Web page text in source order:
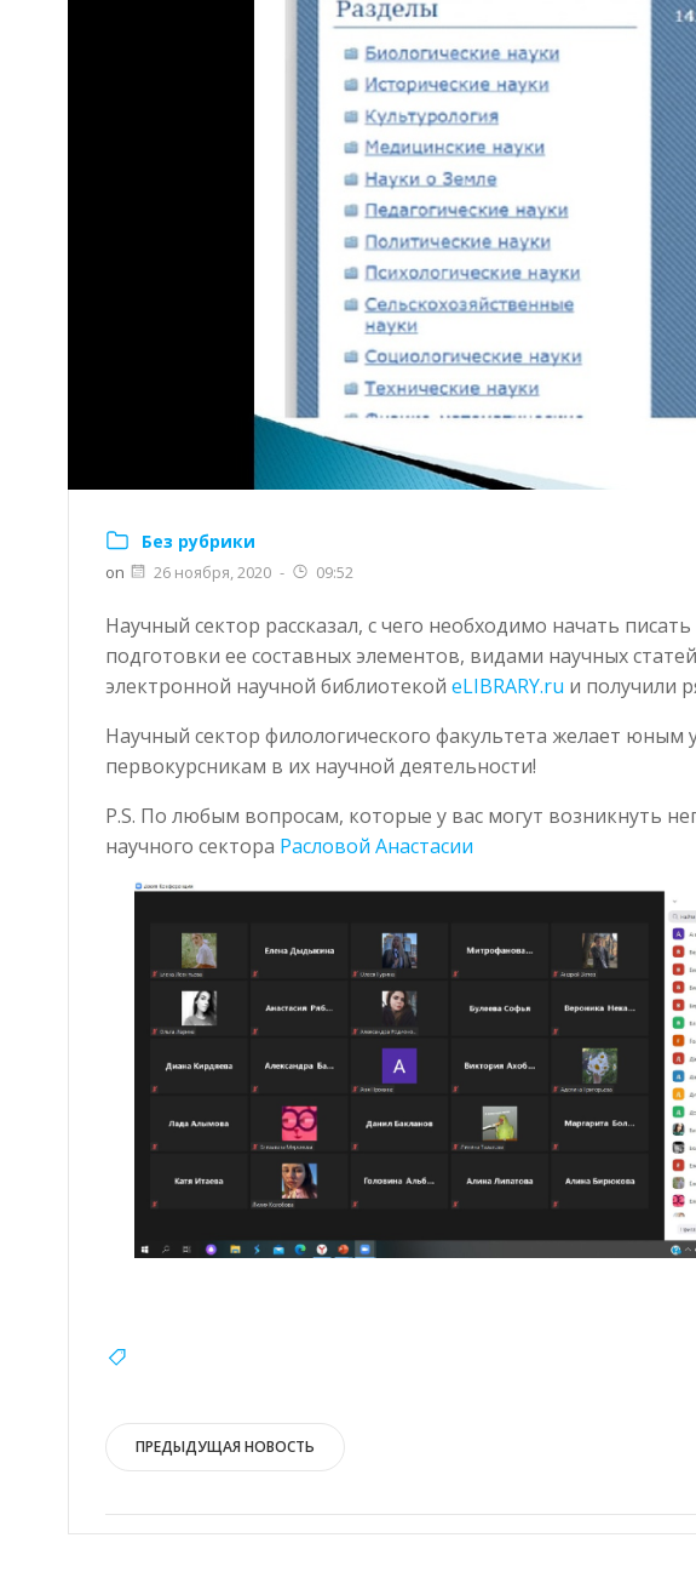
Без рубрики
on 26 ноября, 2020 - 09:52
Научный сектор рассказал, с чего необходимо начать
подготовки ее составных элементов, видами научных
электронной научной библиотекой eLIBRARY.ru и получили
Научный сектор филологического факультета желает
первокурсникам в их научной деятельности!
P.S. По любым вопросам, которые у вас могут возникнуть
научного сектора Расловой Анастасии
Навигация
по
ПРЕДЫДУЩАЯ НОВОСТЬ